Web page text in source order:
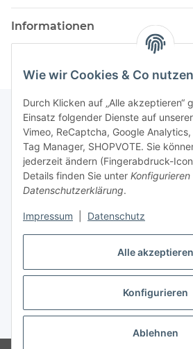
Alle akzeptieren
Konfigurieren
Ablehnen
Wie wir Cookies & Co nutzen
Durch Klicken auf „Alle akzeptieren“
Einsatz folgender Dienste auf
Vimeo, ReCaptcha, Google
Tag Manager, SHOPVOTE. Sie
jederzeit ändern (Fingerabdruck-
Details finden Sie unter Konfigurieren
Datenschutzerklärung.
Impressum Datenschutz
Informationen
Newsletter
Bitte senden Sie mir
Datenschutzerklärungregelmäßig
Informationen zu Ihrem
Newsletter Abonnieren
Vertrag
* Alle Preise inkl. gesetzlicher USt., zzgl.